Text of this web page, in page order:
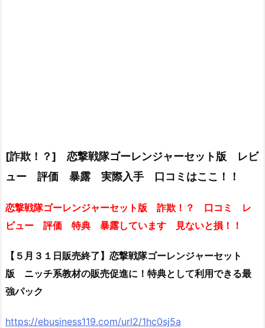
[詐欺！？] 恋撃戦隊ゴーレンジャーセット版 レビ
ュー 評価 暴露 実際入手 口コミはここ！！
恋撃戦隊ゴーレンジャーセット版 詐欺！？ 口コミ レ
ビュー 評価 特典 暴露しています 見ないと損！！
【５月３１日販売終了】恋撃戦隊ゴーレンジャーセット
版 ニッチ系教材の販売促進に！特典として利用できる最
強パック
https://ebusiness119.com/url2/1hc0sj5a